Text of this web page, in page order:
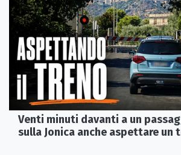
Venti minuti davanti a un
sulla Jonica anche aspettare un